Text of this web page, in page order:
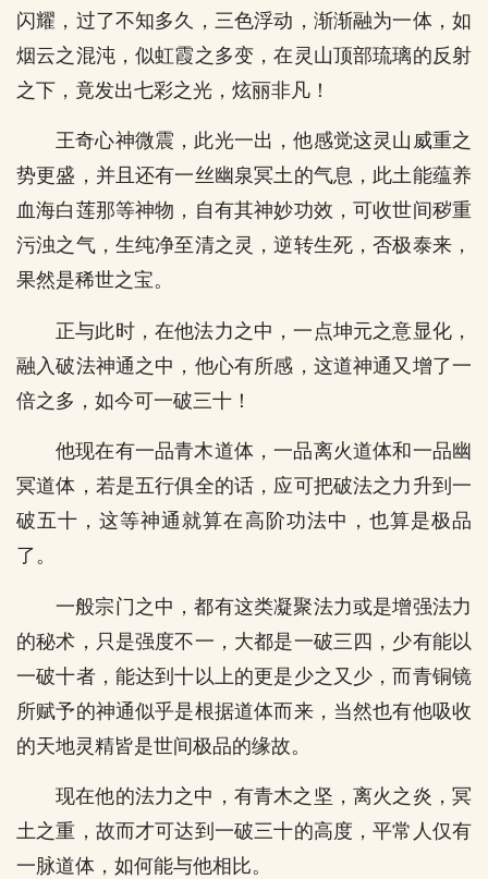
闪耀，过了不知多久，三色浮动，渐渐融为一体，如
烟云之混沌，似虹霞之多变，在灵山顶部琉璃的反射
之下，竟发出七彩之光，炫丽非凡！
王奇心神微震，此光一出，他感觉这灵山威重之
势更盛，并且还有一丝幽泉冥土的气息，此土能蕴养
血海白莲那等神物，自有其神妙功效，可收世间秽重
污浊之气，生纯净至清之灵，逆转生死，否极泰来，
果然是稀世之宝。
正与此时，在他法力之中，一点坤元之意显化，
融入破法神通之中，他心有所感，这道神通又增了一
倍之多，如今可一破三十！
他现在有一品青木道体，一品离火道体和一品幽
冥道体，若是五行俱全的话，应可把破法之力升到一
破五十，这等神通就算在高阶功法中，也算是极品
了。
一般宗门之中，都有这类凝聚法力或是增强法力
的秘术，只是强度不一，大都是一破三四，少有能以
一破十者，能达到十以上的更是少之又少，而青铜镜
所赋予的神通似乎是根据道体而来，当然也有他吸收
的天地灵精皆是世间极品的缘故。
现在他的法力之中，有青木之坚，离火之炎，冥
土之重，故而才可达到一破三十的高度，平常人仅有
一脉道体，如何能与他相比。